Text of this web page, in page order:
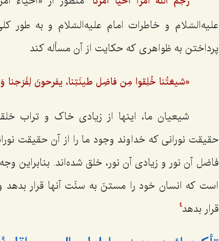
علیه‌السّلام و خاطرات امام علیه‌السّلام و به
پرداختن به ظواهری که حکایت از آن مسأله کند
«شیعَتُنا خُلِقوا مِن فاضِل طینَتِنا، یفرحونَ لِفَرَحِنا
شیعیان ما، اینها از زیادی خاک و تراب
حقیقت نورانی که خداوند وجود ما را از آن حقیقت
فاضل آن نور و زیادی آن نور، خلق شده‌اند. بنابراین
است که انسان خود را مستنّ به سنّت آنها قرار
قرار بدهد4